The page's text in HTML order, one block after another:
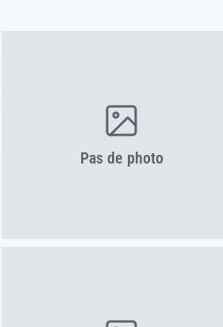
Pas de photo